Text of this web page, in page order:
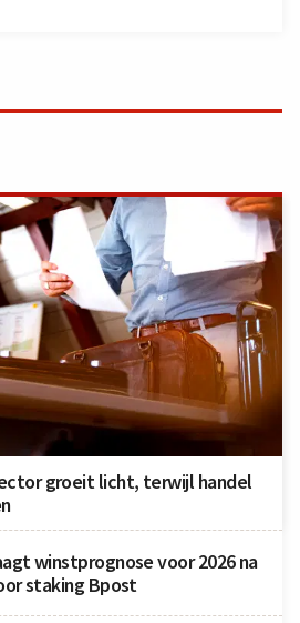
groeit licht, terwijl handel
winstprognose voor 2026 na
staking Bpost